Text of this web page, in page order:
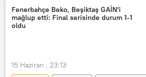
Maç
tarihi maç Sakatlık
Fenerbahçe Beko, Beşiktaş GAİN'i
mağlup etti: Final serisinde durum 1-1
oldu
15 Haziran , 23:13